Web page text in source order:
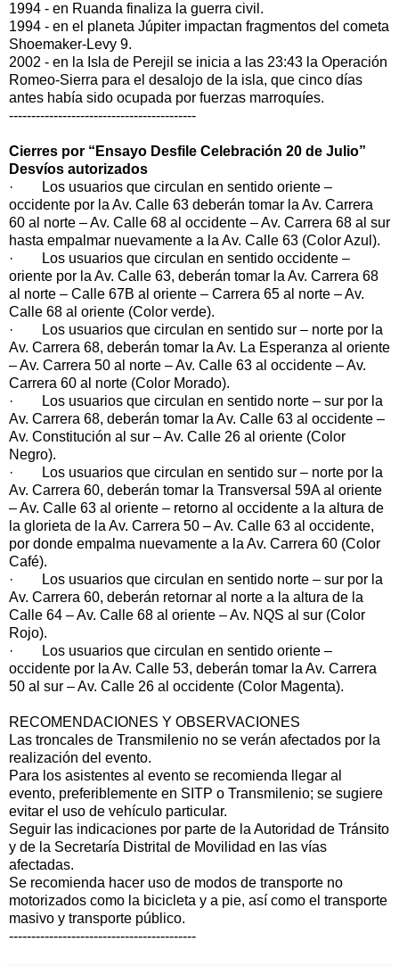
1994 - en Ruanda finaliza la guerra civil.
1994 - en el planeta Júpiter impactan fragmentos del cometa
Shoemaker-Levy 9.
2002 - en la Isla de Perejil se inicia a las 23:43 la Operación
Romeo-Sierra para el desalojo de la isla, que cinco días
antes había sido ocupada por fuerzas marroquíes.
------------------------------------------
Cierres por “Ensayo Desfile Celebración 20 de Julio”
Desvíos autorizados
· Los usuarios que circulan en sentido oriente –
occidente por la Av. Calle 63 deberán tomar la Av. Carrera
60 al norte – Av. Calle 68 al occidente – Av. Carrera 68 al sur
hasta empalmar nuevamente a la Av. Calle 63 (Color Azul).
· Los usuarios que circulan en sentido occidente –
oriente por la Av. Calle 63, deberán tomar la Av. Carrera 68
al norte – Calle 67B al oriente – Carrera 65 al norte – Av.
Calle 68 al oriente (Color verde).
· Los usuarios que circulan en sentido sur – norte por la
Av. Carrera 68, deberán tomar la Av. La Esperanza al oriente
– Av. Carrera 50 al norte – Av. Calle 63 al occidente – Av.
Carrera 60 al norte (Color Morado).
· Los usuarios que circulan en sentido norte – sur por la
Av. Carrera 68, deberán tomar la Av. Calle 63 al occidente –
Av. Constitución al sur – Av. Calle 26 al oriente (Color
Negro).
· Los usuarios que circulan en sentido sur – norte por la
Av. Carrera 60, deberán tomar la Transversal 59A al oriente
– Av. Calle 63 al oriente – retorno al occidente a la altura de
la glorieta de la Av. Carrera 50 – Av. Calle 63 al occidente,
por donde empalma nuevamente a la Av. Carrera 60 (Color
Café).
· Los usuarios que circulan en sentido norte – sur por la
Av. Carrera 60, deberán retornar al norte a la altura de la
Calle 64 – Av. Calle 68 al oriente – Av. NQS al sur (Color
Rojo).
· Los usuarios que circulan en sentido oriente –
occidente por la Av. Calle 53, deberán tomar la Av. Carrera
50 al sur – Av. Calle 26 al occidente (Color Magenta).
RECOMENDACIONES Y OBSERVACIONES
Las troncales de Transmilenio no se verán afectados por la
realización del evento.
Para los asistentes al evento se recomienda llegar al
evento, preferiblemente en SITP o Transmilenio; se sugiere
evitar el uso de vehículo particular.
Seguir las indicaciones por parte de la Autoridad de Tránsito
y de la Secretaría Distrital de Movilidad en las vías
afectadas.
Se recomienda hacer uso de modos de transporte no
motorizados como la bicicleta y a pie, así como el transporte
masivo y transporte público.
------------------------------------------